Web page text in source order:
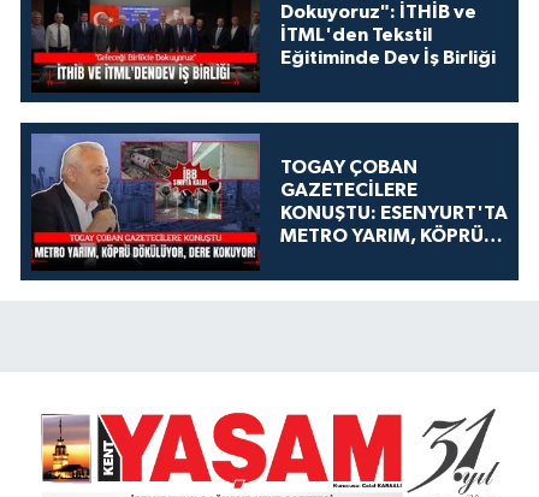
Dokuyoruz": İTHİB ve
İTML'den Tekstil
Eğitiminde Dev İş Birliği
TOGAY ÇOBAN
GAZETECİLERE
KONUŞTU: ESENYURT'TA
METRO YARIM, KÖPRÜ
KOKUYOR!